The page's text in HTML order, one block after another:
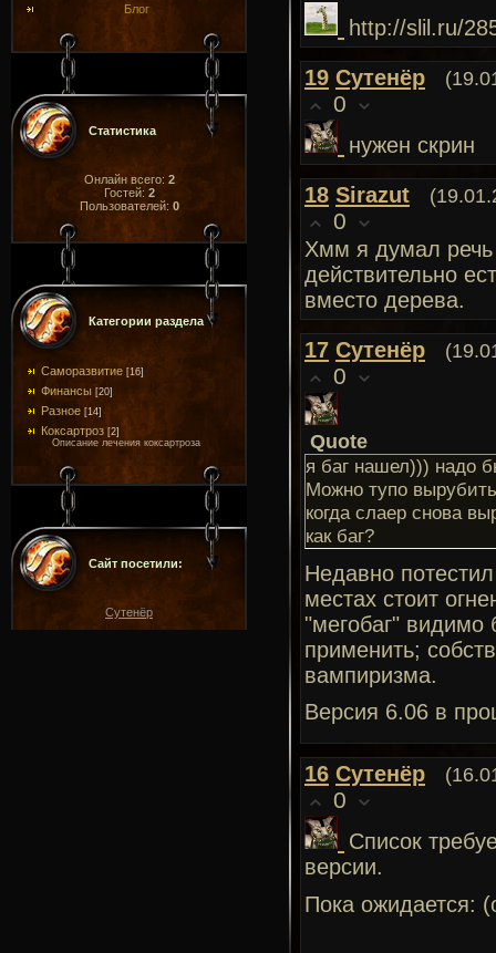
Блог
Статистика
Онлайн всего: 2
Гостей: 2
Пользователей: 0
Категории раздела
Саморазвитие [16]
Финансы [20]
Разное [14]
Коксартроз [2]
Описание лечения коксартроза
Сайт посетили:
Сутенёр
http://slil.ru/
19 Сутенёр
0
нужен скрин
18 Sirazut
0
Хмм я думал речь
действительно
вместо дерева.
17 Сутенёр
0
Quote
я баг нашел))) надо
Можно тупо
когда слаер снова
как баг?
Недавно
местах стоит
"мегобаг" видимо
применить;
вампиризма.
Версия 6.06 в
16 Сутенёр
0
Список
версии.
Пока ожидается: